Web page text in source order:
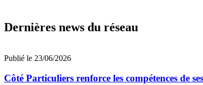
Dernières news du réseau
Publié le 23/06/2026
Côté Particuliers renforce les compétences de